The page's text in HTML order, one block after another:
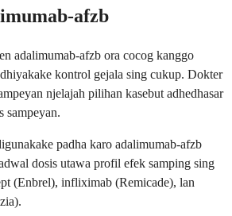
afzb
adalimumab-afzb ora cocog kanggo
kontrol gejala sing cukup. Dokter
njelajah pilihan kasebut adhedhasar
sampeyan.
padha karo adalimumab-afzb
dosis utawa profil efek samping sing
(Enbrel), infliximab (Remicade), lan